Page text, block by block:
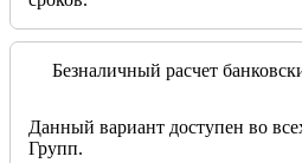
Безналичный расчет
Данный вариант доступен во
Групп.